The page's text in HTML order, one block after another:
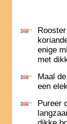
enige
met
Maal
een
Pureer